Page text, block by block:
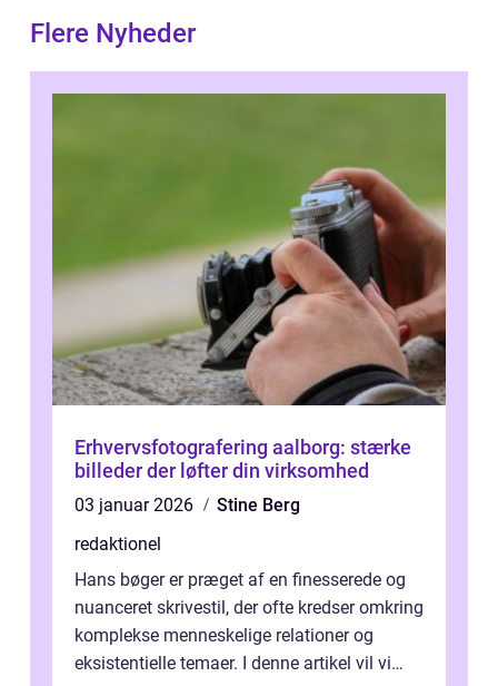
Flere Nyheder
Erhvervsfotografering aalborg: stærke
billeder der løfter din virksomhed
03 januar 2026
Stine Berg
redaktionel
Hans bøger er præget af en finesserede og
nuanceret skrivestil, der ofte kredser omkring
komplekse menneskelige relationer og
eksistentielle temaer. I denne artikel vil vi